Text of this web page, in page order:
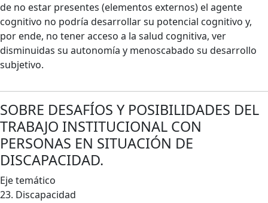
de no estar presentes (elementos externos) el agente
cognitivo no podría desarrollar su potencial cognitivo y,
por ende, no tener acceso a la salud cognitiva, ver
disminuidas su autonomía y menoscabado su desarrollo
subjetivo.
SOBRE DESAFÍOS Y POSIBILIDADES DEL
TRABAJO INSTITUCIONAL CON
PERSONAS EN SITUACIÓN DE
DISCAPACIDAD.
Eje temático
23. Discapacidad